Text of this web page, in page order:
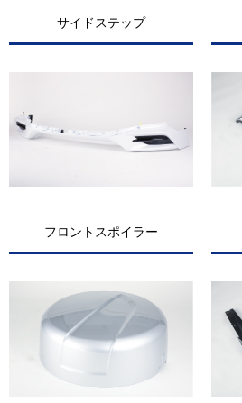
サイドステップ
フロントスポイラー